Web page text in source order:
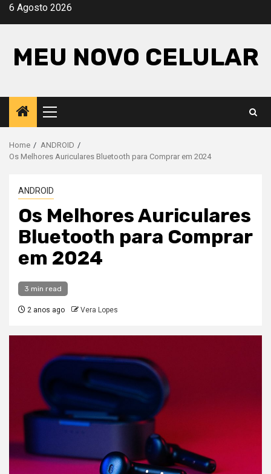
Skip6 Agosto 2026
MEU NOVO CELULAR
Primary
Menu
Home
ANDROID
Os Melhores Auriculares Bluetooth para Comprar em 2024
ANDROID
Os Melhores Auriculares
Bluetooth para Comprar
em 2024
3 min read
2 anos ago Vera Lopes